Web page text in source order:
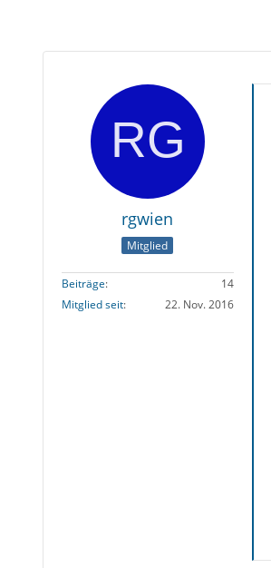
rgwien
Mitglied
Beiträge
14
Mitglied seit
22. Nov. 2016